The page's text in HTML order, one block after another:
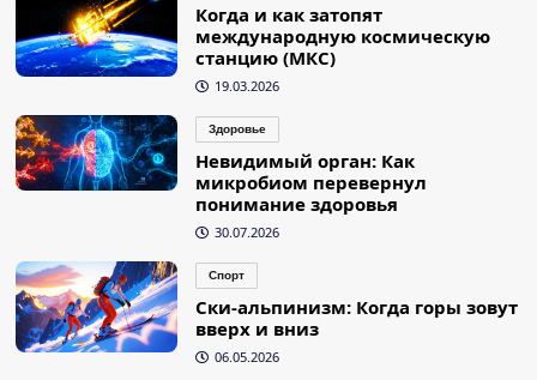
Когда и как затопят
международную космическую
станцию (МКС)
19.03.2026
Здоровье
Невидимый орган: Как
микробиом перевернул
понимание здоровья
30.07.2026
Спорт
Ски-альпинизм: Когда горы зовут
вверх и вниз
06.05.2026